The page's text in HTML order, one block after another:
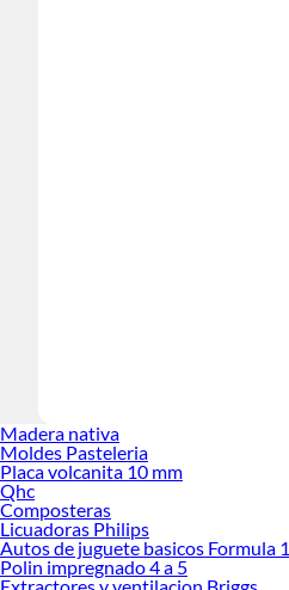
Madera nativa
Moldes Pasteleria
Placa volcanita 10 mm
Qhc
Composteras
Licuadoras Philips
Autos de juguete basicos Formula 1
Polin impregnado 4 a 5